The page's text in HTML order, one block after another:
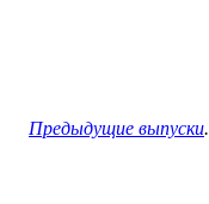
Предыдущие выпуски.